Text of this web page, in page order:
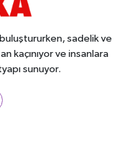
sadelik ve
kaçınıyor ve insanlara
sunuyor.